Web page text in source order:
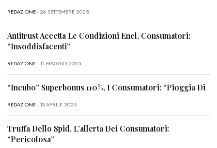
REDAZIONE- 26 SETTEMBRE 2025
Antitrust Accetta Le Condizioni Enel, Consumatori:
“Insoddisfacenti”
REDAZIONE- 11 MAGGIO 2025
“Incubo” Superbonus 110%, I Consumatori: “Pioggia Di
REDAZIONE- 13 APRILE 2025
Truffa Dello Spid, L’allerta Dei Consumatori:
“Pericolosa”